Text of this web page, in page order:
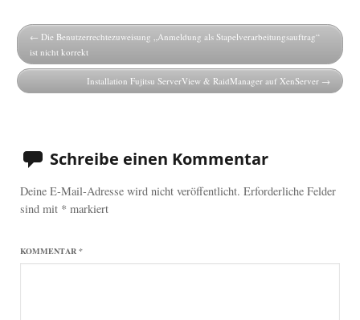
Die Benutzerrechtezuweisung „Anmeldung als Stapelverarbeitungsauftrag“
ist nicht korrekt
Installation Fujitsu ServerView & RaidManager auf XenServer
Schreibe einen Kommentar
Deine E-Mail-Adresse wird nicht veröffentlicht. Erforderliche Felder
sind mit * markiert
KOMMENTAR*